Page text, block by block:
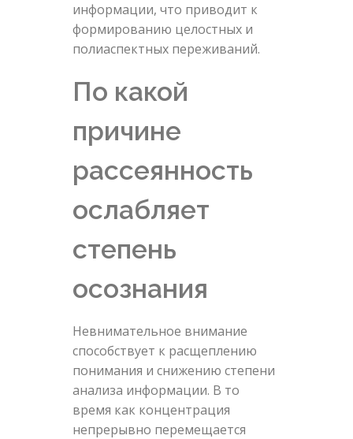
информации, что приводит к
формированию целостных и
полиаспектных переживаний.
По какой
причине
рассеянность
ослабляет
степень
осознания
Невнимательное внимание
способствует к расщеплению
понимания и снижению степени
анализа информации. В то
время как концентрация
непрерывно перемещается